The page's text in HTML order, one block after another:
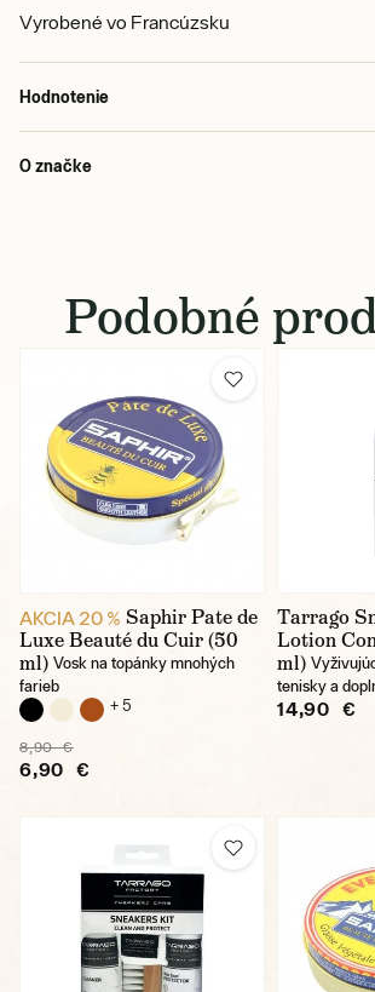
Vyrobené vo Francúzsku
Hodnotenie
O značke
Podobné
AKCIA 20 % Saphir Pate de
Luxe Beauté du Cuir (50
ml) Vosk na topánky mnohých
farieb
+ 5
8,90 €
6,90 €
Tarrago
Lotion
ml)
tenisky a
14,90 €